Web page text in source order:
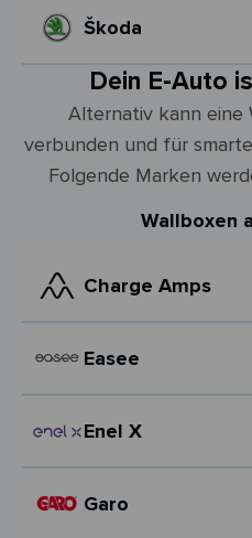
Škoda
Dein E-Auto
Alternativ kann eine
verbunden und für
Folgende Marken
Wallboxen
Charge Amps
Easee
Enel X
Garo